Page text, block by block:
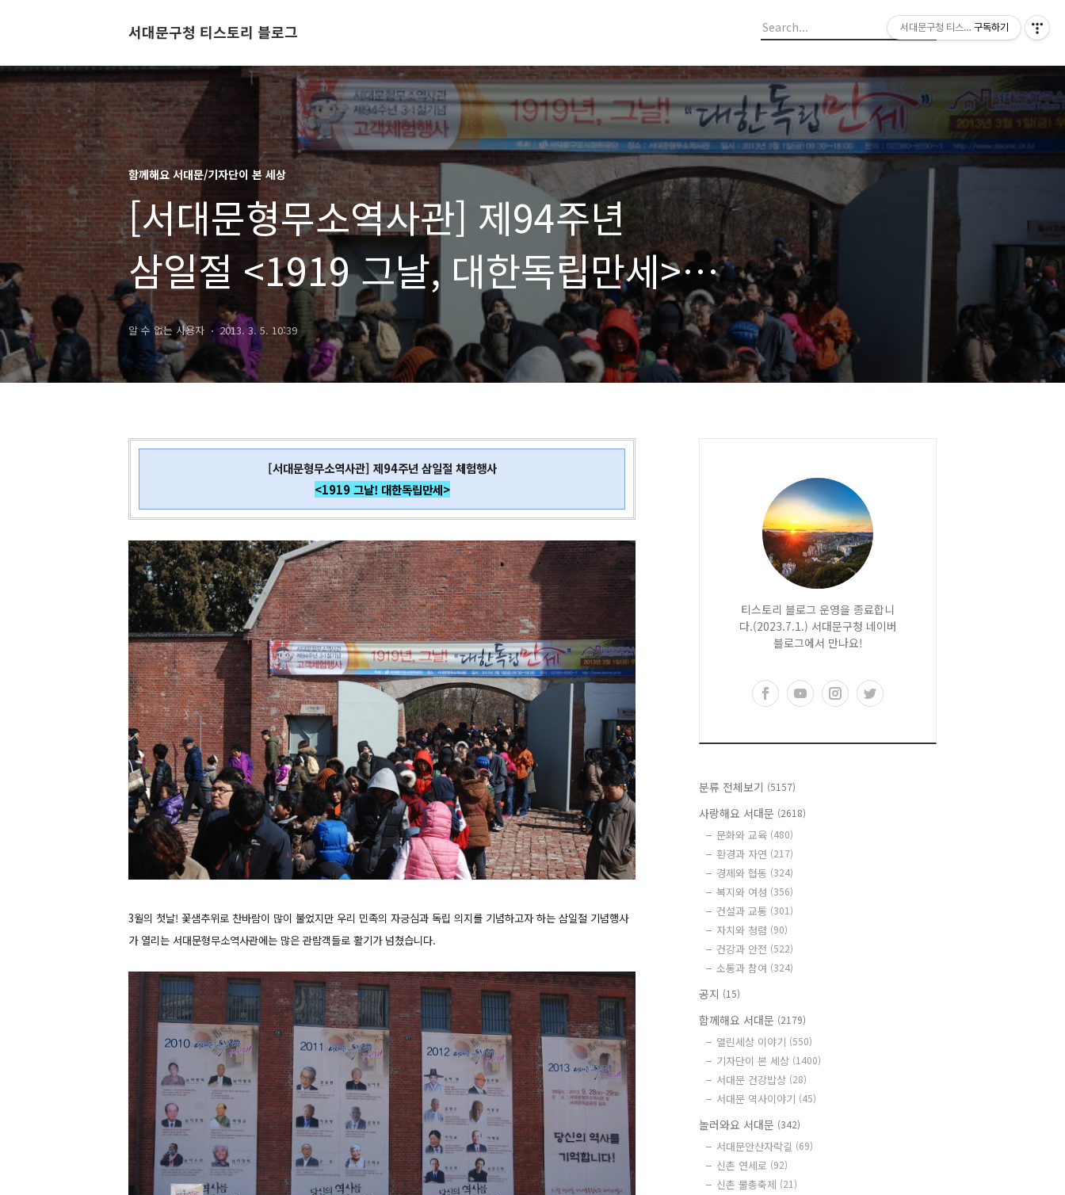
서대문구청 티스토리 블로그
함께해요 서대문/기자단이 본 세상
[서대문형무소역사관] 제94주년
삼일절 <1919 그날, 대한독립만세>
체험행사에 다녀와서
알 수 없는 사용자 2013. 3. 5. 10:39
[서대문형무소역사관] 제94주년 삼일절 체험행사
<1919 그날! 대한독립만세>
3월의 첫날! 꽃샘추위로 찬바람이 많이 불었지만 우리 민족의 자긍심과 독립 의지를 기념하고자 하는 삼일절 기념행사
가 열리는 서대문형무소역사관에는 많은 관람객들로 활기가 넘쳤습니다.
티스토리 블로그 운영을 종료합니
다.(2023.7.1.) 서대문구청 네이버
블로그에서 만나요!
분류 전체보기 (5157)
사랑해요 서대문 (2618)
문화와 교육 (480)
환경과 자연 (217)
경제와 협동 (324)
복지와 여성 (356)
건설과 교통 (301)
자치와 청렴 (90)
건강과 안전 (522)
소통과 참여 (324)
공지 (15)
함께해요 서대문 (2179)
열린세상 이야기 (550)
기자단이 본 세상 (1400)
서대문 건강밥상 (28)
서대문 역사이야기 (45)
놀러와요 서대문 (342)
서대문안산자락길 (69)
신촌 연세로 (92)
신촌 물총축제 (21)
서대문구청 티스토리 블로그
구독하기